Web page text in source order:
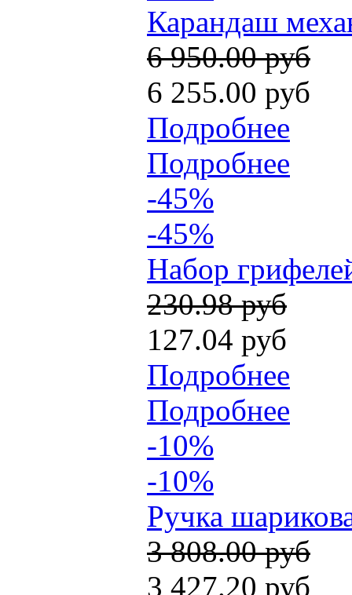
Карандаш
6 950.00 руб
6 255.00 руб
Подробнее
Подробнее
-45%
-45%
Набор
230.98 руб
127.04 руб
Подробнее
Подробнее
-10%
-10%
Ручка
3 808.00 руб
3 427.20 руб